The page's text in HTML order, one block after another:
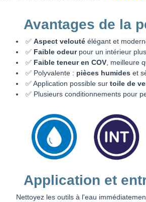
Avantages de la
✅ Aspect velouté élégant et
✅ Faible odeurpour un intérieur
✅ Faible teneur en COV, meilleure
✅ Polyvalente : pièces humides et
✅ Application possible sur toile de
✅ Plusieurs conditionnements pour
Application et
Nettoyez les outils à l'eau